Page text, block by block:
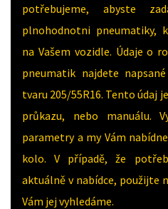
potřebujeme, abyste
plnohodnotni pneumatiky,
na Vašem vozidle. Údaje o
pneumatik najdete
tvaru 205/55R16. Tento údaj
průkazu, nebo manuálu.
parametry a my Vám
kolo. V případě, že
aktuálně v nabídce, použijte
Vám jej vyhledáme.